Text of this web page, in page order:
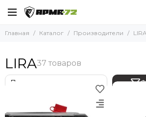
Производители
АМУЛЕТ
ВАРЯГ
Nordman
Главная Каталог Производители
LIRA